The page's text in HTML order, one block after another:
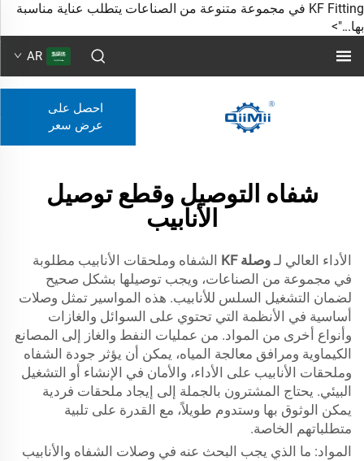
KF Fitting في مجموعة متنوعة من الصناعات يتطلب عناية مناسبة
بها...">
AR
احصل على
عرض سعر
شفاه التوصيل وقطع توصيل
الأنابيب
الأداء العالي لـوصلة KF
الشفاه وملحقات الأنابيب مطلوبة
في مجموعة من الصناعات، ويجب توصيلها بشكل صحيح
لضمان التشغيل السلس للأنابيب. هذه المواسير تمثل وصلات
أساسية في الأنظمة التي تحتوي على السوائل والغازات
وأنواع أخرى من المواد. من عمليات النفط والغاز إلى المصانع
الكيماوية ومرافق معالجة المياه، يمكن أن يؤثر جودة الشفاه
وملحقات الأنابيب على الأداء، والأمان في الإنشاء أو التشغيل
البيئي. يحتاج المشترون بالجملة إلى إيجاد ملحقات فردية
يمكن الوثوق بها وستدوم طويلاً، مع القدرة على تلبية
متطلباتهم الخاصة.
المواد: ما الذي يجب البحث عنه في وصلات الشفاه والأنابيب